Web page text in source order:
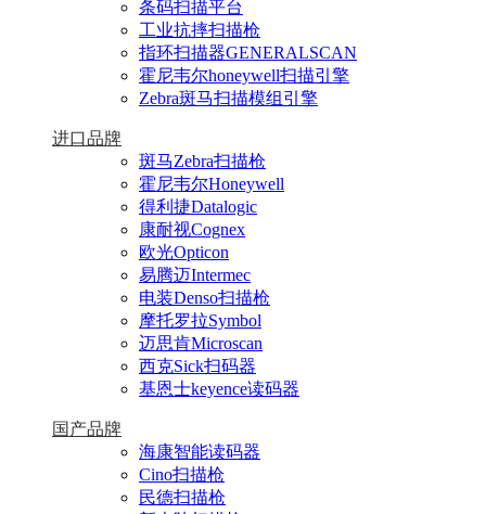
条码扫描平台
工业抗摔扫描枪
指环扫描器GENERALSCAN
霍尼韦尔honeywell扫描引擎
Zebra斑马扫描模组引擎
进口品牌
斑马Zebra扫描枪
霍尼韦尔Honeywell
得利捷Datalogic
康耐视Cognex
欧光Opticon
易腾迈Intermec
电装Denso扫描枪
摩托罗拉Symbol
迈思肯Microscan
西克Sick扫码器
基恩士keyence读码器
国产品牌
海康智能读码器
Cino扫描枪
民德扫描枪